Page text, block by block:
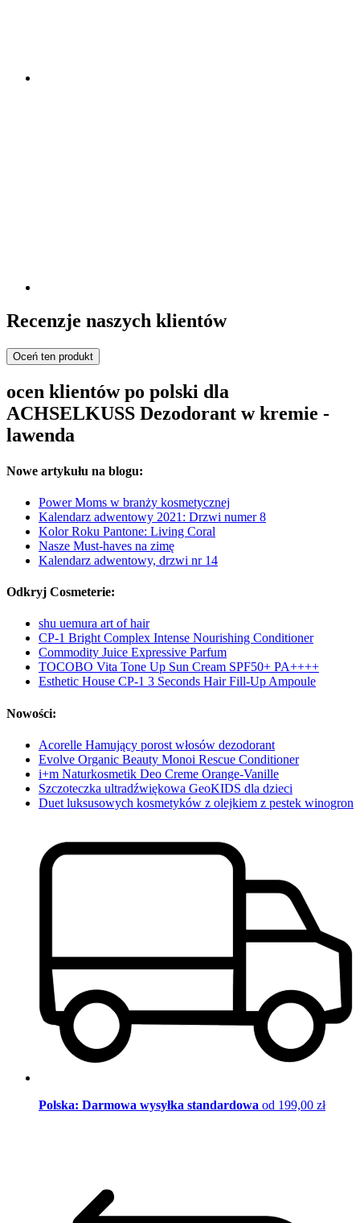
Recenzje naszych klientów
Oceń ten produkt
ocen klientów po polski dla
ACHSELKUSS Dezodorant w kremie -
lawenda
Nowe artykułu na blogu:
Power Moms w branży kosmetycznej
Kalendarz adwentowy 2021: Drzwi numer 8
Kolor Roku Pantone: Living Coral
Nasze Must-haves na zimę
Kalendarz adwentowy, drzwi nr 14
Odkryj Cosmeterie:
shu uemura art of hair
CP-1 Bright Complex Intense Nourishing Conditioner
Commodity Juice Expressive Parfum
TOCOBO Vita Tone Up Sun Cream SPF50+ PA++++
Esthetic House CP-1 3 Seconds Hair Fill-Up Ampoule
Nowości:
Acorelle Hamujący porost włosów dezodorant
Evolve Organic Beauty Monoi Rescue Conditioner
i+m Naturkosmetik Deo Creme Orange-Vanille
Szczoteczka ultradźwiękowa GeoKIDS dla dzieci
Duet luksusowych kosmetyków z olejkiem z pestek winogron
Polska: Darmowa wysyłka standardowa od 199,00 zł